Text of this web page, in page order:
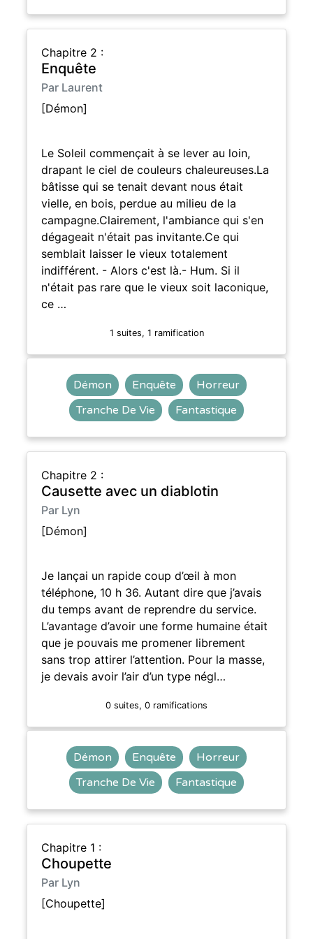
Chapitre 2 :
Enquête
Par Laurent
[Démon]
Le Soleil commençait à se lever au loin,
drapant le ciel de couleurs chaleureuses.La
bâtisse qui se tenait devant nous était
vielle, en bois, perdue au milieu de la
campagne.Clairement, l'ambiance qui s'en
dégageait n'était pas invitante.Ce qui
semblait laisser le vieux totalement
indifférent. - Alors c'est là.- Hum. Si il
n'était pas rare que le vieux soit laconique,
ce …
1 suites, 1 ramification
Démon Enquête
Horreur
Tranche De Vie
Fantastique
Chapitre 2 :
Causette avec un diablotin
Par Lyn
[Démon]
Je lançai un rapide coup d’œil à mon
téléphone, 10 h 36. Autant dire que j’avais
du temps avant de reprendre du service.
L’avantage d’avoir une forme humaine était
que je pouvais me promener librement
sans trop attirer l’attention. Pour la masse,
je devais avoir l’air d’un type négl…
0 suites, 0 ramifications
Démon Enquête
Horreur
Tranche De Vie
Fantastique
Chapitre 1 :
Choupette
Par Lyn
[Choupette]